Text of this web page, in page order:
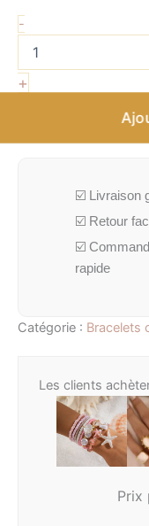
-
+
☑️ Livraison
☑️ Retour
☑️
rapide
Catégorie : Bracelets
Les clients
Prix